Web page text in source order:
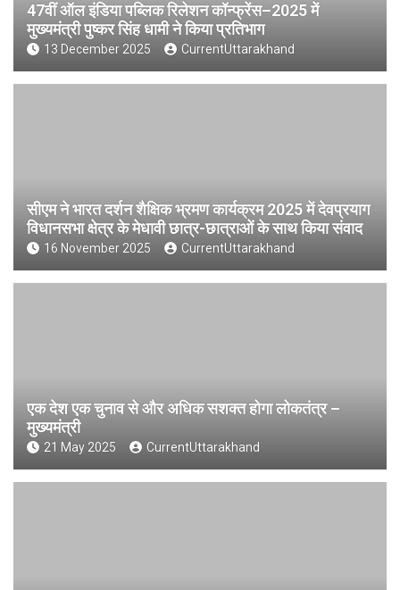
47वीं ऑल इंडिया पब्लिक रिलेशन कॉन्फ्रेंस–2025 में
मुख्यमंत्री पुष्कर सिंह धामी ने किया प्रतिभाग
13 December 2025 CurrentUttarakhand
सीएम ने भारत दर्शन शैक्षिक भ्रमण कार्यक्रम 2025 में देवप्रयाग
विधानसभा क्षेत्र के मेधावी छात्र-छात्राओं के साथ किया संवाद
16 November 2025 CurrentUttarakhand
एक देश एक चुनाव से और अधिक सशक्त होगा लोकतंत्र –
मुख्यमंत्री
21 May 2025 CurrentUttarakhand